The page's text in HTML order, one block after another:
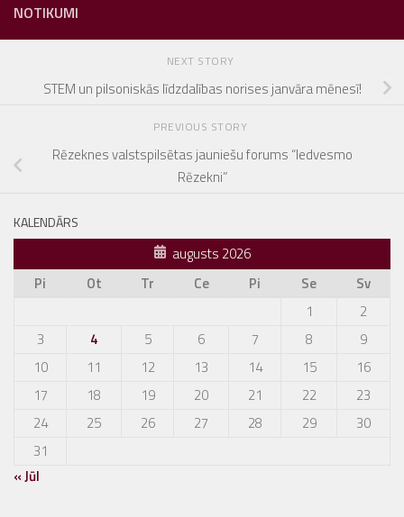
NOTIKUMI
NEXT STORY
STEM un pilsoniskās līdzdalības norises janvāra mēnesī!
PREVIOUS STORY
Rēzeknes valstspilsētas jauniešu forums “Iedvesmo
Rēzekni”
KALENDĀRS
augusts 2026
Pi
Ot Tr Ce Pi Se
Sv
1
2
3
4 5 6 7 8
9
10
11 12 13 14 15
16
17
18 19 20 21 22
23
24
25 26 27 28 29
30
31
« Jūl